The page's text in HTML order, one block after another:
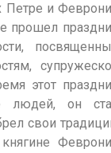
Петре и
прошел
этот
людей, он
свои